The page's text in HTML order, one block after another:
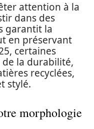
attention à la
dans des
garantit la
en préservant
certaines
la durabilité,
recyclées,
stylé.
morphologie